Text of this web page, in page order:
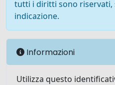
tutti i diritti sono riservati,
indicazione.
Informazioni
Utilizza questo